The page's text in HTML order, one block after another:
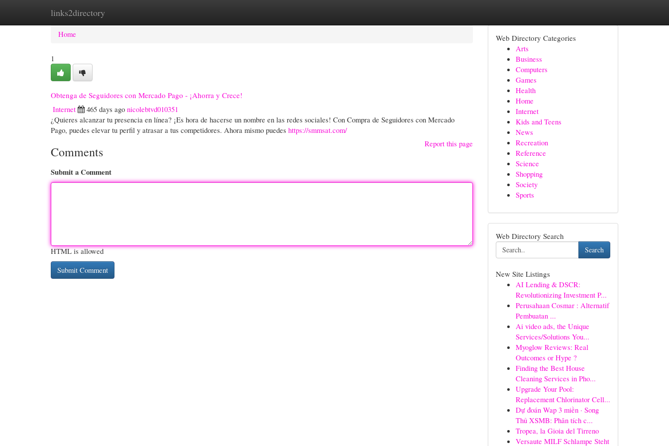
links2directory
Home New Site Listings
Home
1
Obtenga de Seguidores con Mercado Pago - ¡Ahorra y Crece!
Internet
465 days ago nicolebtvd010351
¿Quieres alcanzar tu presencia en línea? ¡Es hora de hacerse un nombre en las redes sociales! Con Compra de Seguidores con Mercado
Pago, puedes elevar tu perfil y atrasar a tus competidores. Ahora mismo puedes https://smmsat.com/
Report this page
Comments
Submit a Comment
HTML is allowed
Web Directory Categories
Arts
Business
Computers
Games
Health
Home
Internet
Kids and Teens
News
Recreation
Reference
Science
Shopping
Society
Sports
Web Directory Search
Search
New Site Listings
AI Lending & DSCR:
Revolutionizing Investment P...
Perusahaan Cosmar : Alternatif
Pembuatan ...
Ai video ads, the Unique
Services/Solutions You...
Myoglow Reviews: Real
Outcomes or Hype ?
Finding the Best House
Cleaning Services in Pho...
Upgrade Your Pool:
Replacement Chlorinator Cell...
Dự đoán Wap 3 miền · Song
Thủ XSMB: Phân tích c...
Tropea, la Gioia del Tirreno
Versaute MILF Schlampe Steht